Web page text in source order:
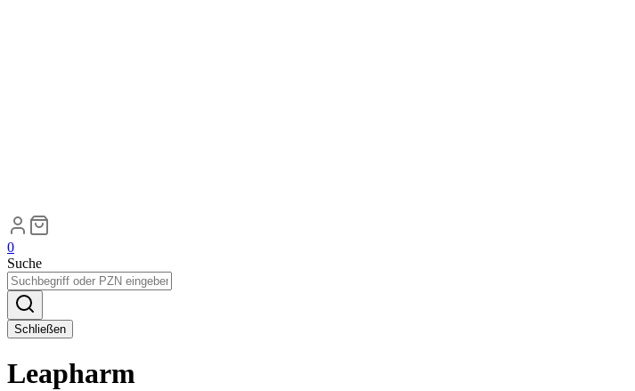
0
Suche
Schließen
Leapharm